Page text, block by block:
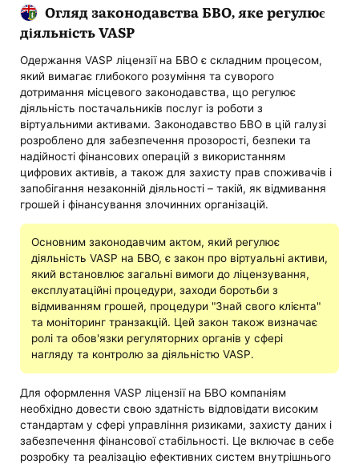
Огляд законодавства БВО, яке регулює
діяльність VASP
Одержання VASP ліцензії на БВО є складним процесом,
який вимагає глибокого розуміння та суворого
дотримання місцевого законодавства, що регулює
діяльність постачальників послуг із роботи з
віртуальними активами. Законодавство БВО в цій галузі
розроблено для забезпечення прозорості, безпеки та
надійності фінансових операцій з використанням
цифрових активів, а також для захисту прав споживачів і
запобігання незаконній діяльності – такій, як відмивання
грошей і фінансування злочинних організацій.
Основним законодавчим актом, який регулює
діяльність VASP на БВО, є закон про віртуальні активи,
який встановлює загальні вимоги до ліцензування,
експлуатаційні процедури, заходи боротьби з
відмиванням грошей, процедури "Знай свого клієнта"
та моніторинг транзакцій. Цей закон також визначає
ролі та обов'язки регуляторних органів у сфері
нагляду та контролю за діяльністю VASP.
Для оформлення VASP ліцензії на БВО компаніям
необхідно довести свою здатність відповідати високим
стандартам у сфері управління ризиками, захисту даних і
забезпечення фінансової стабільності. Це включає в себе
розробку та реалізацію ефективних систем внутрішнього